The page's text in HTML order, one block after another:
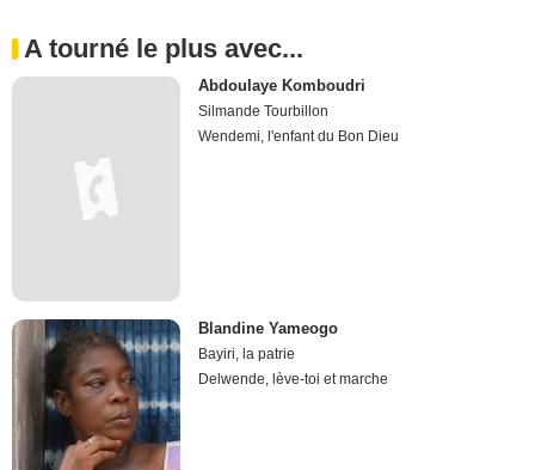
A tourné le plus avec...
Abdoulaye Komboudri
Silmande Tourbillon
Wendemi, l'enfant du Bon Dieu
Blandine Yameogo
Bayiri, la patrie
Delwende, lève-toi et marche